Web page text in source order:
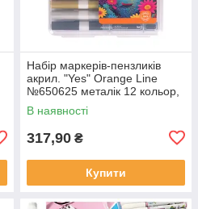
Набір маркерів-пензликів
акрил. "Yes" Orange Line
№650625 металік 12 кольор,
в пласт. коробці
В наявності
317,90 ₴
Купити